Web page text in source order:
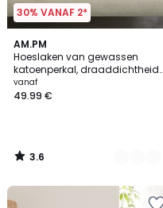
30% VANAF 2*
AM.PM
Hoeslaken van gewassen
katoenperkal, draaddichtheid
van 120, randbreedte 30 cm,
Sabbal
vanaf
49.99 €
3.6
/ 5
9
Kleuren
3.6
/